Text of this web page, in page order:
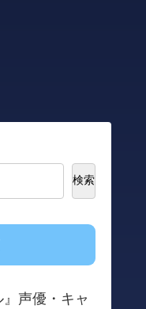
検索
』声優・キャ